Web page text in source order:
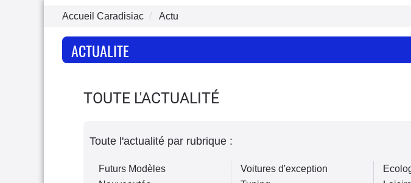
Accueil Caradisiac Actu
ACTUALITE
TOUTE L'ACTUALITÉ
Toute l'actualité par rubrique :
Futurs Modèles
Voitures d'exception